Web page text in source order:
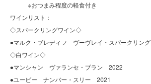
※おつまみ程度の軽食付き
ワインリスト：
◇スパークリングワイン◇
●マルク・ブレディフ ヴーヴレイ・スパークリング
◇白ワイン◇
●マンシャン ヴァランセ・ブラン 2022
●ユービー ナンバー・スリー 2021